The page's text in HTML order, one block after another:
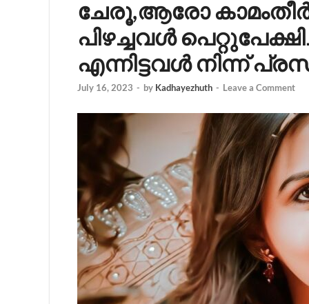
ചേരൂ,ആരോ
പിഴച്ചവൾ
എന്നിട്ടവൾ നിന്ന്
July 16, 2023 - by Kadhayezhuth - Leave a Comment